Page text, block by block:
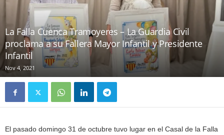
La Falla Cuenca Tramoyeres – La Guardia Civil
proclama a su Fallera Mayor Infantil y Presidente
Infantil
Nov 4, 2021
El pasado domingo 31 de octubre tuvo lugar en el Casal de la Falla